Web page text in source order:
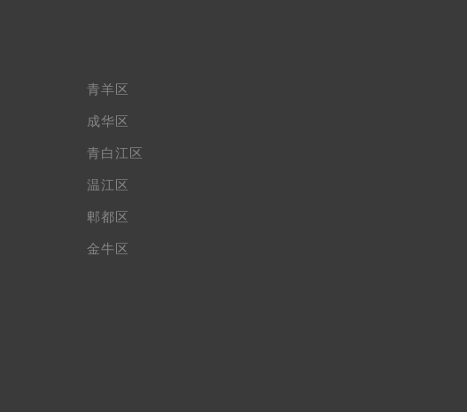
青羊区
成华区
青白江区
温江区
郫都区
金牛区